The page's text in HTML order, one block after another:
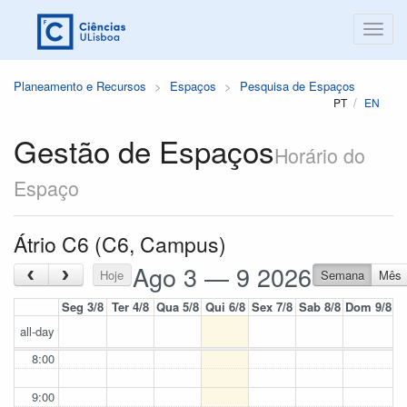
Planeamento e Recursos Espaços Pesquisa de Espaços
PT EN
Gestão de EspaçosHorário do
Espaço
Átrio C6 (C6, Campus)
‹ › Hoje Ago 3 — 9 2026 Semana
Mês
Seg 3/8 Ter 4/8 Qua 5/8 Qui 6/8 Sex 7/8 Sab 8/8 Dom 9/8
all-day
8:00
9:00